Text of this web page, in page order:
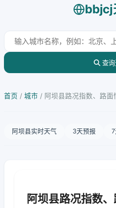
bbjcj
查询
首页 / 城市 / 阿坝县路况指数、路面
阿坝县实时天气 3天预报
阿坝县路况指数